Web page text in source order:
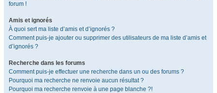
forum !
Amis et ignorés
À quoi sert ma liste d’amis et d’ignorés ?
Comment puis-je ajouter ou supprimer des utilisateurs de ma liste d’amis et
d’ignorés ?
Recherche dans les forums
Comment puis-je effectuer une recherche dans un ou des forums ?
Pourquoi ma recherche ne renvoie aucun résultat ?
Pourquoi ma recherche renvoie à une page blanche ?!